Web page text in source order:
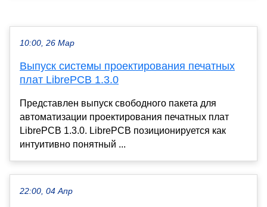
10:00, 26 Мар
Выпуск системы проектирования печатных
плат LibrePCB 1.3.0
Представлен выпуск свободного пакета для
автоматизации проектирования печатных плат
LibrePCB 1.3.0. LibrePCB позиционируется как
интуитивно понятный ...
22:00, 04 Апр